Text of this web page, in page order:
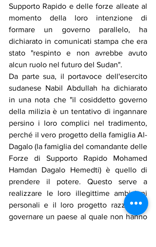
Supporto Rapido e delle forze alleate al
momento della loro intenzione di
formare un governo parallelo, ha
dichiarato in comunicati stampa che era
stato "respinto e non avrebbe avuto
alcun ruolo nel futuro del Sudan".
Da parte sua, il portavoce dell'esercito
sudanese Nabil Abdullah ha dichiarato
in una nota che "il cosiddetto governo
della milizia è un tentativo di ingannare
persino i loro complici nel tradimento,
perché il vero progetto della famiglia Al-
Dagalo (la famiglia del comandante delle
Forze di Supporto Rapido Mohamed
Hamdan Dagalo Hemedti) è quello di
prendere il potere. Questo serve a
realizzare le loro illegittime ambizioni
personali e il loro progetto razzista di
governare un paese al quale non hanno